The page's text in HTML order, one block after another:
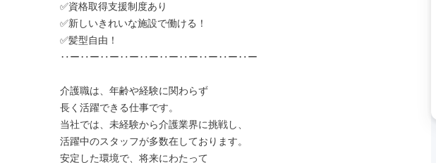
✅資格取得支援制度あり
✅新しいきれいな施設で働ける！
✅髪型自由！
‥ー‥ー‥ー‥ー‥ー‥ー‥ー‥ー‥ー‥ー
介護職は、年齢や経験に関わらず
長く活躍できる仕事です。
当社では、未経験から介護業界に挑戦し、
活躍中のスタッフが多数在しております。
安定した環境で、将来にわたって